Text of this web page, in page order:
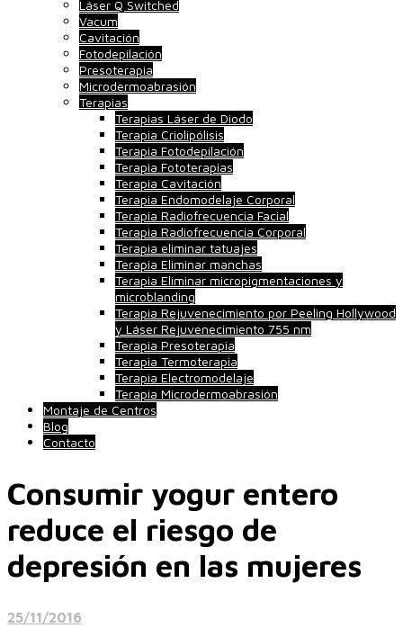
Láser Q Switched
Vacum
Cavitación
Fotodepilación
Presoterapia
Microdermoabrasión
Terapias
Terapias Láser de Diodo
Terapia Criolipólisis
Terapia Fotodepilación
Terapia Fototerapias
Terapia Cavitación
Terapia Endomodelaje Corporal
Terapia Radiofrecuencia Facial
Terapia Radiofrecuencia Corporal
Terapia eliminar tatuajes
Terapia Eliminar manchas
Terapia Eliminar micropigmentaciones y
microblanding
Terapia Rejuvenecimiento por Peeling Hollywood
y Láser Rejuvenecimiento 755 nm
Terapia Presoterapia
Terapia Termoterapia
Terapia Electromodelaje
Terapia Microdermoabrasión
Montaje de Centros
Blog
Contacto
Consumir yogur entero
reduce el riesgo de
depresión en las mujeres
25/11/2016